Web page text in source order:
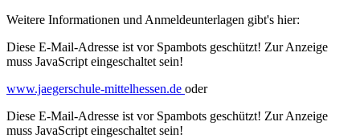
Weitere Informationen und Anmeldeunterlagen gibt's hier:
Diese E-Mail-Adresse ist vor Spambots geschützt! Zur Anzeige
muss JavaScript eingeschaltet sein!
www.jaegerschule-mittelhessen.de oder
Diese E-Mail-Adresse ist vor Spambots geschützt! Zur Anzeige
muss JavaScript eingeschaltet sein!